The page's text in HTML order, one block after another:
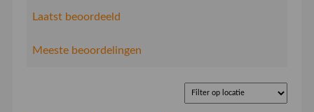
Laatst beoordeeld
Meeste beoordelingen